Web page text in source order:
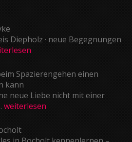
Diepholz · neue Begegnungen
Spazierengehen einen
kann
neue Liebe nicht mit einer
weiterlesen